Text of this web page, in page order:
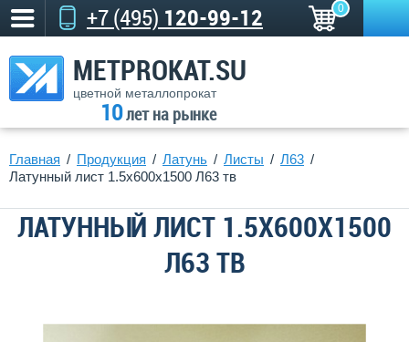
+7 (495) 120-99-12 0
METPROKAT.SU
цветной металлопрокат
10лет на рынке
Главная Продукция Латунь Листы
Л63
Латунный лист 1.5x600x1500 Л63 тв
ЛАТУННЫЙ ЛИСТ 1.5X600X1500
Л63 ТВ